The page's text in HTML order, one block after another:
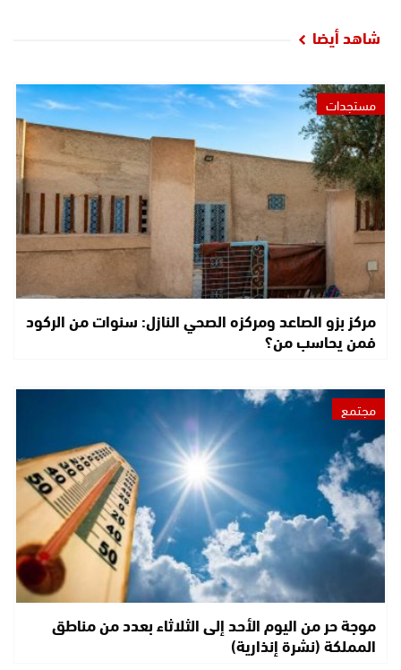
شاهد أيضا
مستجدات
مركز بزو الصاعد ومركزه الصحي النازل: سنوات من الركود
فمن يحاسب من؟
مجتمع
موجة حر من اليوم الأحد إلى الثلاثاء بعدد من مناطق
المملكة (نشرة إنذارية)